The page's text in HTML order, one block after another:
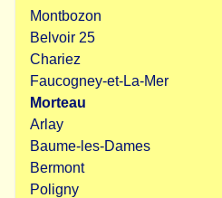
Montbozon
Belvoir 25
Chariez
Faucogney-et-La-Mer
Morteau
Arlay
Baume-les-Dames
Bermont
Poligny